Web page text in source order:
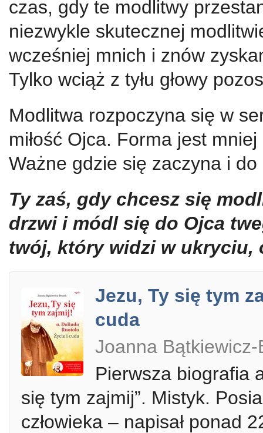
czas, gdy te modlitwy
niezwykle skutecznej
wcześniej mnich i znów
Tylko wciąż z tyłu głowy
Modlitwa rozpoczyna się w
miłość Ojca. Forma jest
Ważne gdzie się zaczyna i
Ty zaś, gdy chcesz się
drzwi i módl się do Ojca
twój, który widzi w ukryciu,
Jezu, Ty się tym
cuda
Joanna
Pierwsza biografia
się tym zajmij”. Mistyk.
człowieka – napisał ponad